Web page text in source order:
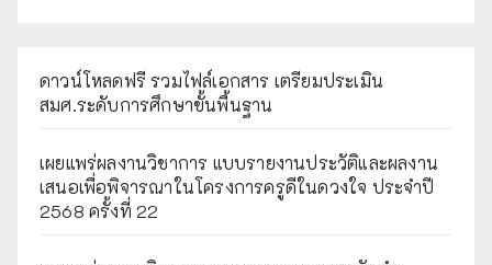
ดาวน์โหลดฟรี รวมไฟล์เอกสาร เตรียมประเมิน
สมศ.ระดับการศึกษาขั้นพื้นฐาน
เผยแพร่ผลงานวิชาการ แบบรายงานประวัติและผลงาน
เสนอเพื่อพิจารณาในโครงการครูดีในดวงใจ ประจำปี
2568 ครั้งที่ 22